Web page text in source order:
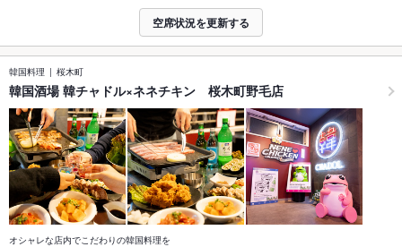
空席状況を更新する
韓国料理 桜木町
韓国酒場 韓チャドル×ネネチキン 桜木町野毛店
オシャレな店内でこだわりの韓国料理を